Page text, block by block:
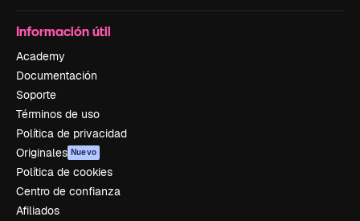
Información útil
Academy
Documentación
Soporte
Términos de uso
Política de privacidad
Originales Nuevo
Política de cookies
Centro de confianza
Afiliados